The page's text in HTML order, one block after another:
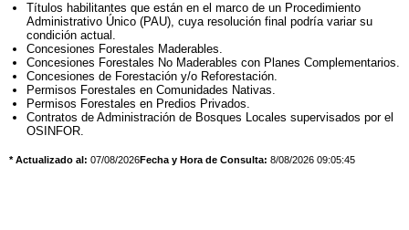
Títulos habilitantes que están en el marco de un Procedimiento
Administrativo Único (PAU), cuya resolución final podría variar su
condición actual.
Concesiones Forestales Maderables.
Concesiones Forestales No Maderables con Planes Complementarios.
Concesiones de Forestación y/o Reforestación.
Permisos Forestales en Comunidades Nativas.
Permisos Forestales en Predios Privados.
Contratos de Administración de Bosques Locales supervisados por el
OSINFOR.
* Actualizado al: 07/08/2026Fecha y Hora de Consulta: 8/08/2026 09:05:45